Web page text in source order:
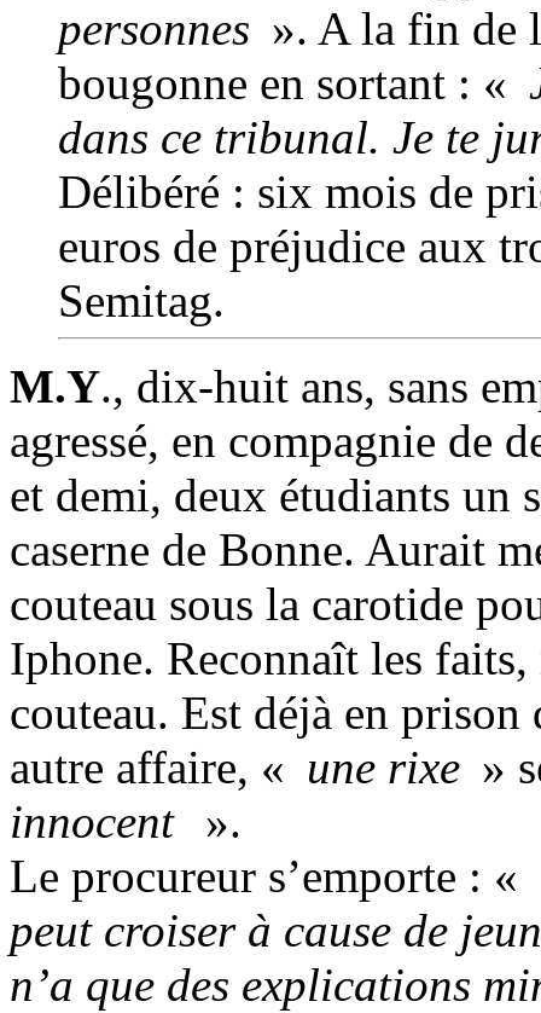
personnes ». A la fin de
bougonne en sortant : «
dans ce tribunal. Je te
Délibéré : six mois de
euros de préjudice aux
Semitag.
M.Y., dix-huit ans, sans
agressé, en compagnie de
et demi, deux étudiants un
caserne de Bonne. Aurait
couteau sous la carotide
Iphone. Reconnaît les
couteau. Est déjà en
autre affaire, « une rixe »
innocent
».
Le procureur s’emporte : «
peut croiser à cause de
n’a que des explications